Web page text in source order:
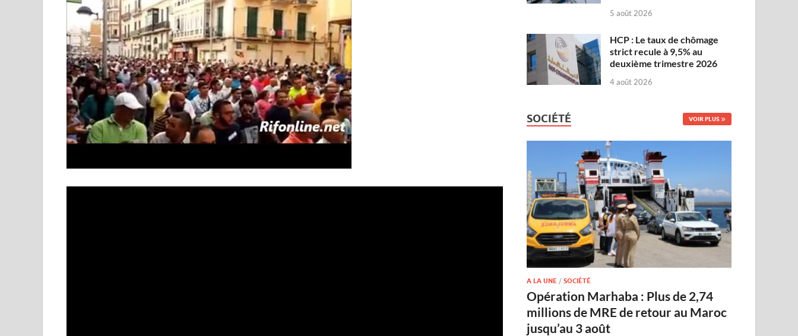
5 août 2026
HCP : Le taux de chômage
strict recule à 9,5% au
deuxième trimestre 2026
4 août 2026
SOCIÉTÉ VOIR PLUS
A LA UNE /SOCIÉTÉ
Opération Marhaba : Plus de 2,74
millions de MRE de retour au Maroc
jusqu’au 3 août